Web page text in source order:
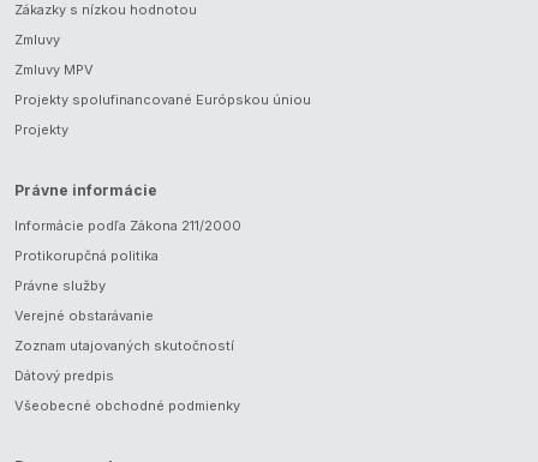
Zákazky s nízkou hodnotou
Zmluvy
Zmluvy MPV
Projekty spolufinancované Európskou úniou
Projekty
Právne informácie
Informácie podľa Zákona 211/2000
Protikorupčná politika
Právne služby
Verejné obstarávanie
Zoznam utajovaných skutočností
Dátový predpis
Všeobecné obchodné podmienky